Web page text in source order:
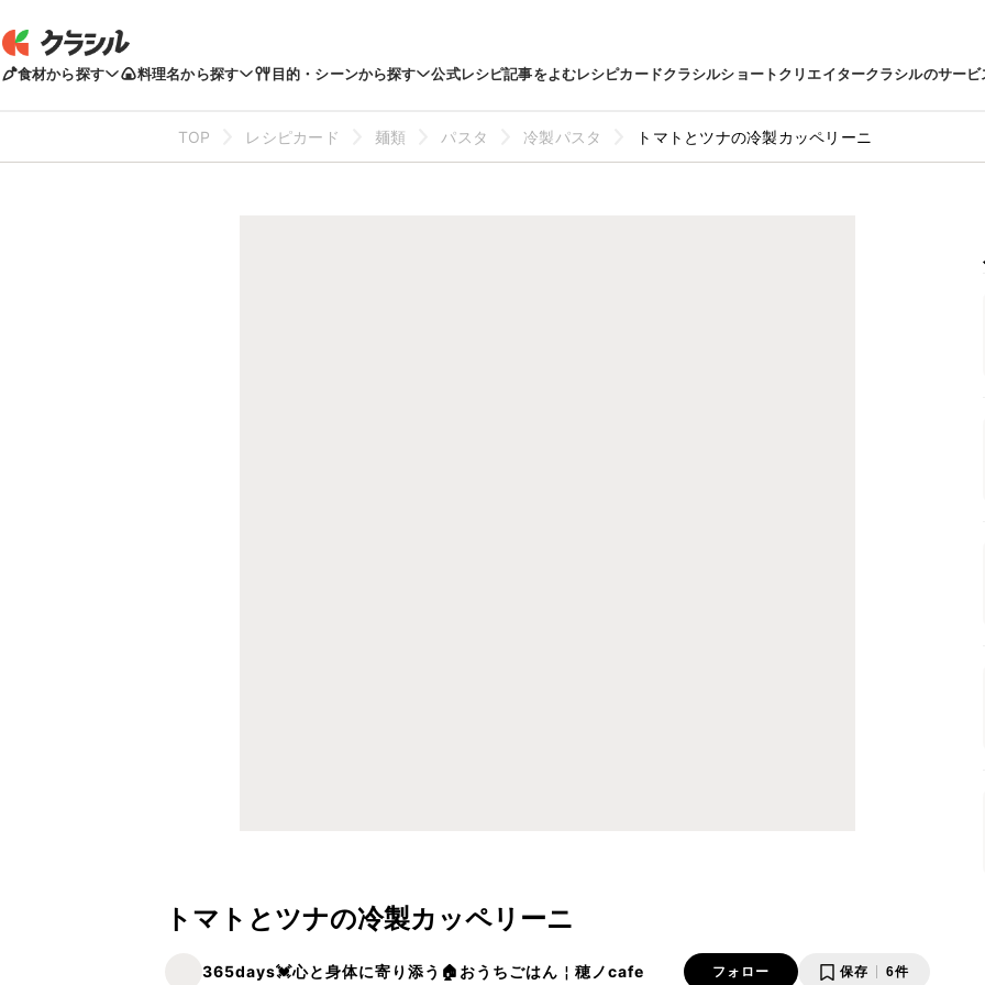
食材から探す 料理名から探す 目的・シーンから探す 公式レシピ記事をよむレシピカードクラシルショートクリエイタークラシルのサービ
TOP レシピカード 麺類 パスタ 冷製パスタ トマトとツナの冷製カッペリーニ
トマトとツナの冷製カッペリーニ
365days💓‪心と身体に寄り添う🏠おうちごはん￤穂ノcafe フォロー 保存 6件